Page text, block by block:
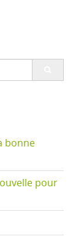
bonne
pour